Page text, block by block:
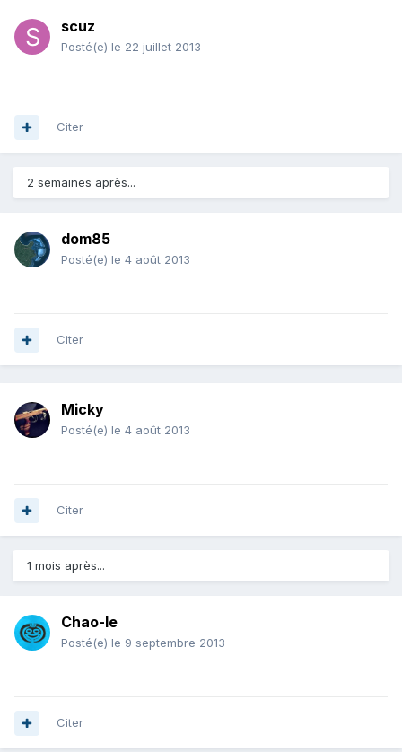
scuz
Posté(e) le 22 juillet 2013
Citer
2 semaines après...
dom85
Posté(e) le 4 août 2013
Citer
Micky
Posté(e) le 4 août 2013
Citer
1 mois après...
Chao-le
Posté(e) le 9 septembre 2013
Citer